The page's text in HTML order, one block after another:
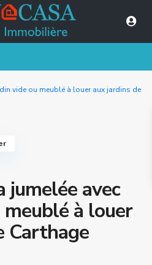
vide ou meublé à louer aux jardins de
jumelée avec
à louer
Carthage